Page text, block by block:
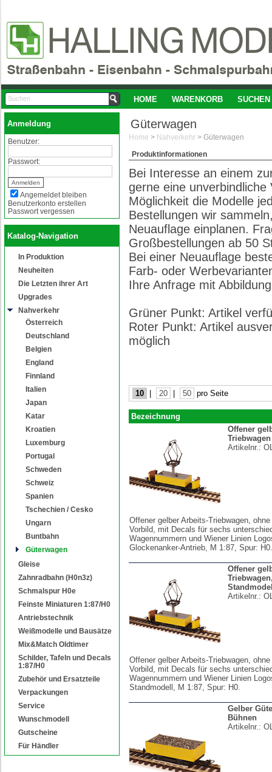
HOME WARENKORB SUCHEN
Anmeldung
Benutzer:
Passwort:
Angemeldet bleiben
Benutzerkonto erstellen
Passwort vergessen
Katalog-Navigation
In Produktion
Neuheiten
Die Letzten ihrer Art
Upgrades
Nahverkehr
Österreich
Deutschland
Belgien
England
Finnland
Italien
Japan
Katar
Kroatien
Luxemburg
Portugal
Schweden
Schweiz
Spanien
Tschechien / Cesko
Ungarn
Buntbahn
Güterwagen
Gleise
Zahnradbahn (H0n3z)
Schmalspur H0e
Feinste Miniaturen 1:87/H0
Antriebstechnik
Weißmodelle und Bausätze
Mix&Match Oldtimer
Schilder, Tafeln und Decals
1:87/H0
Zubehör und Ersatzteile
Verpackungen
Service
Wunschmodell
Gutscheine
Für Händler
Güterwagen
Home > Nahverkehr > Güterwagen
Produktinformationen
Bei Interesse an einem
gerne eine
Möglichkeit die Modelle
Bestellungen wir
Neuauflage einplanen.
Großbestellungen ab 50
Bei einer Neuauflage
Farb- oder
Ihre Anfrage mit
Grüner Punkt: Artikel
Roter Punkt: Artikel
möglich
10 20 50 pro Seite
Bezeichnung
Offener
Artikelnr.:
Offener gelber Arbeits-Triebwagen,
Vorbild, mit Decals für sechs
Wagennummern und Wiener Linien
Glockenanker-Antrieb, M 1:87, Spur: H0.
Offener
Artikelnr.:
Offener gelber Arbeits-Triebwagen,
Vorbild, mit Decals für sechs
Wagennummern und Wiener Linien
Standmodell, M 1:87, Spur: H0.
Gelber
Bühnen
Artikelnr.: